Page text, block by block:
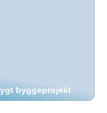
byggeprojekt